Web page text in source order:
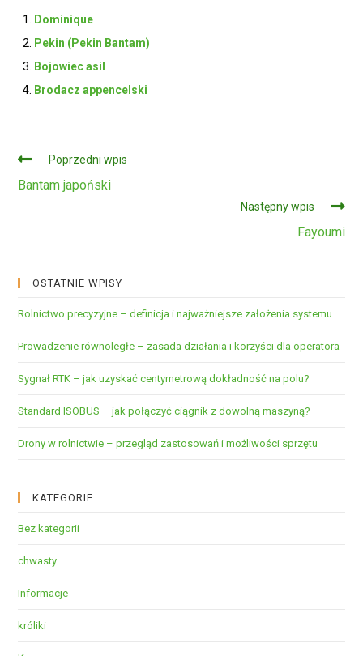
Dominique
Pekin (Pekin Bantam)
Bojowiec asil
Brodacz appencelski
Czytaj
dalej
Poprzedni wpis
Bantam japoński
Następny wpis
Fayoumi
OSTATNIE WPISY
Rolnictwo precyzyjne – definicja i najważniejsze założenia systemu
Prowadzenie równoległe – zasada działania i korzyści dla operatora
Sygnał RTK – jak uzyskać centymetrową dokładność na polu?
Standard ISOBUS – jak połączyć ciągnik z dowolną maszyną?
Drony w rolnictwie – przegląd zastosowań i możliwości sprzętu
KATEGORIE
Bez kategorii
chwasty
Informacje
króliki